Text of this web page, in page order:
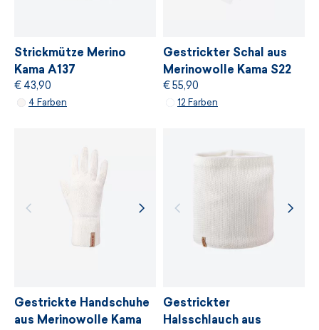
YKK® Reißverschluss
Unisex
Größen S-XXL
Hergestellt in Tschechien
Entwicklungsprinzipien basiert.
Strickmütze Merino
Kama A137
€ 43,90
4 Farben
Gestrickter Schal aus
Merinowolle Kama S22
€ 55,90
12 Farben
Gestrickte Handschuhe
aus Merinowolle Kama
Gestrickter
Halsschlauch aus